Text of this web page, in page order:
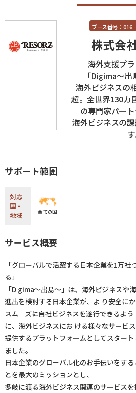
ブース番号：
株式会
海外支援プ
「Digima〜出
海外ビジネスの
超。全世界130カ
の専門家パート
海外ビジネスの
す
サポート範囲
対応
国・
地域
全ての国
サービス概要
「グローバルで活躍する日本企業を1万社
る」
「Digima〜出島〜」は、海外ビジネスや
進出を検討する日本企業が、よ り安全に
スムーズに自社ビジネスを遂行できるよう
に、海外ビジネスにお ける様々なサービ
提供するプラットフォームとしてスタート
ました。
日本企業のグローバル化のお手伝いをする
とを最大のミッションとし、
多岐に渡る海外ビジネス関連のサービスを